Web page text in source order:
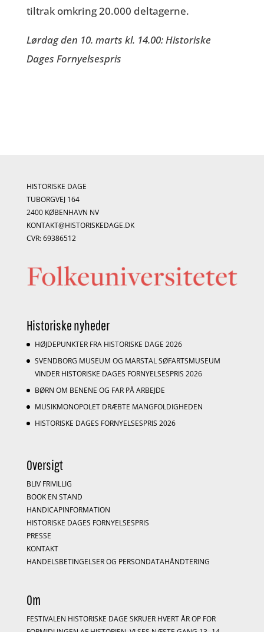
tiltrak omkring 20.000 deltagerne.
Lørdag den 10. marts kl. 14.00: Historiske
Dages Fornyelsespris
HISTORISKE DAGE
TUBORGVEJ 164
2400 KØBENHAVN NV
KONTAKT@HISTORISKEDAGE.DK
CVR: 69386512
Historiske nyheder
HØJDEPUNKTER FRA HISTORISKE DAGE 2026
SVENDBORG MUSEUM OG MARSTAL SØFARTSMUSEUM
VINDER HISTORISKE DAGES FORNYELSESPRIS 2026
BØRN OM BENENE OG FAR PÅ ARBEJDE
MUSIKMONOPOLET DRÆBTE MANGFOLDIGHEDEN
HISTORISKE DAGES FORNYELSESPRIS 2026
Oversigt
BLIV FRIVILLIG
BOOK EN STAND
HANDICAPINFORMATION
HISTORISKE DAGES FORNYELSESPRIS
PRESSE
KONTAKT
HANDELSBETINGELSER OG PERSONDATAHÅNDTERING
Om
FESTIVALEN HISTORISKE DAGE SKRUER HVERT ÅR OP FOR